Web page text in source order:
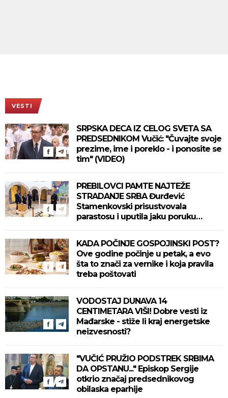
VESTI
SRPSKA DECA IZ CELOG SVETA SA
PREDSEDNIKOM Vučić: "Čuvajte svoje
prezime, ime i poreklo - i ponosite se
tim" (VIDEO)
PREBILOVCI PAMTE NAJTEŽE
STRADANJE SRBA Đurđević
Stamenkovski prisustvovala
parastosu i uputila jaku poruku
KADA POČINJE GOSPOJINSKI POST?
Ove godine počinje u petak, a evo
šta to znači za vernike i koja pravila
treba poštovati
VODOSTAJ DUNAVA 14
CENTIMETARA VIŠI! Dobre vesti iz
Mađarske - stiže li kraj energetske
neizvesnosti?
"VUČIĆ PRUŽIO PODSTREK SRBIMA
DA OPSTANU..." Episkop Sergije
otkrio značaj predsednikovog
obilaska eparhije